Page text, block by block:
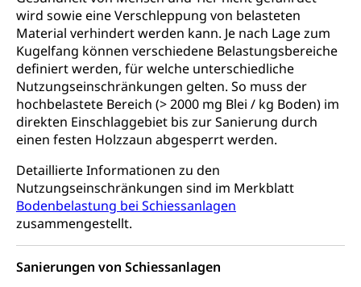
wird sowie eine Verschleppung von belasteten
Material verhindert werden kann. Je nach Lage zum
Kugelfang können verschiedene Belastungsbereiche
definiert werden, für welche unterschiedliche
Nutzungseinschränkungen gelten. So muss der
hochbelastete Bereich (> 2000 mg Blei / kg Boden) im
direkten Einschlaggebiet bis zur Sanierung durch
einen festen Holzzaun abgesperrt werden.
Detaillierte Informationen zu den
Nutzungseinschränkungen sind im Merkblatt
Bodenbelastung bei Schiessanlagen
zusammengestellt.
Sanierungen von Schiessanlagen
Sorge
Adoption
Aufenthaltsbewilligungen
Niederlassungsbewilligung, Aufenthalt,
Niederlassung, Wohnsitz
Amt für Migration
Ausweise und Bescheinigungen
Jagdausweis, Fischereiausweis
Strafregisterauszug bestellen
Waffen, Sprengstoffe und Pyrotechnik
Reisepass, Identitätskarte
Einbürgerung
Nationalität, Staatsangehörigkeit,
Staatsbürgerschaft, Bürgerrecht, Erwerb des
Bürgerrechts, Verlust des Bürgerrechts,
Einbürgerungsverfahren